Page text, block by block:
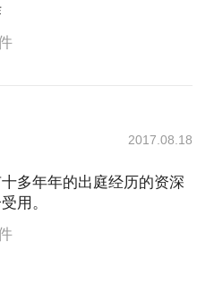
2017.08.18
多年年的出庭经历的资深
用。